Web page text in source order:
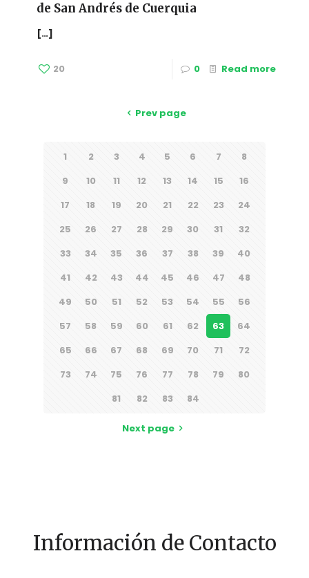
de San Andrés de Cuerquia
[…]
20 0 Read more
Prev page
1 2 3 4 5 6 7
8
9
10 11 12 13 14 15
16
17
18 19 20 21 22 23
24
25
26 27 28 29 30 31
32
33
34 35 36 37 38 39
40
41
42 43 44 45 46 47
48
49
50 51 52 53 54 55
56
57
58 59 60 61 62 63
64
65
66 67 68 69 70 71
72
73
74 75 76 77 78 79
80
81
82 83 84
Next page
Información de Contacto